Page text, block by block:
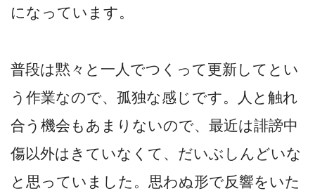
になっています。
普段は黙々と一人でつくって更新してとい
う作業なので、孤独な感じです。人と触れ
合う機会もあまりないので、最近は誹謗中
傷以外はきていなくて、だいぶしんどいな
と思っていました。思わぬ形で反響をいた